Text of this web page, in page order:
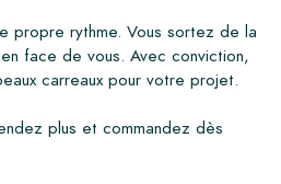
propre rythme. Vous sortez de la
face de vous. Avec conviction,
carreaux pour votre projet.
plus et commandez dès